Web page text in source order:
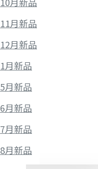
11月新品
12月新品
1月新品
5月新品
6月新品
7月新品
8月新品